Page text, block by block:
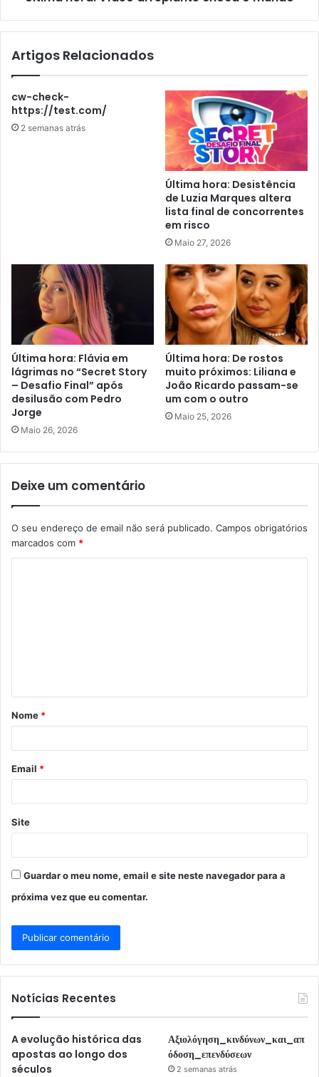
Artigos Relacionados
cw-check-
https://test.com/
2 semanas atrás
Última hora: Desistência
de Luzia Marques altera
lista final de concorrentes
em risco
Maio 27, 2026
Última hora: Flávia em
lágrimas no “Secret Story
– Desafio Final” após
desilusão com Pedro
Jorge
Maio 26, 2026
Última hora: De rostos
muito próximos: Liliana e
João Ricardo passam-se
um com o outro
Maio 25, 2026
Deixe um comentário
O seu endereço de email não será publicado. Campos obrigatórios
marcados com *
á
r
*
Nome *
Email *
Site
Guardar o meu nome, email e site neste navegador para a
próxima vez que eu comentar.
Notícias Recentes
A evolução histórica das
apostas ao longo dos
séculos
Αξιολόγηση_κινδύνων_και_απ
όδοση_επενδύσεων
2 semanas atrás